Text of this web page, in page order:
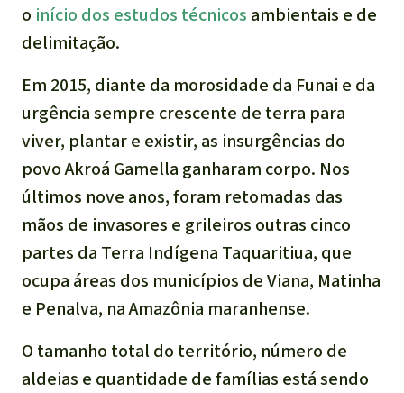
o início dos estudos técnicos ambientais e de
delimitação.
Em 2015, diante da morosidade da Funai e da
urgência sempre crescente de terra para
viver, plantar e existir, as insurgências do
povo Akroá Gamella ganharam corpo. Nos
últimos nove anos, foram retomadas das
mãos de invasores e grileiros outras cinco
partes da Terra Indígena Taquaritiua, que
ocupa áreas dos municípios de Viana, Matinha
e Penalva, na Amazônia maranhense.
O tamanho total do território, número de
aldeias e quantidade de famílias está sendo